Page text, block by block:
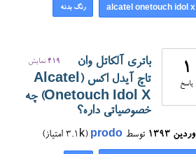
alcatel onetouch idol x رنگ بدنه
1
پاسخ
419 نمایش
باتری آلکاتل وان
تاچ آیدل اکس (Alcatel
Onetouch Idol X) چه
خصوصیاتی داره؟
توسط prodo
(
3.1k امتیاز)